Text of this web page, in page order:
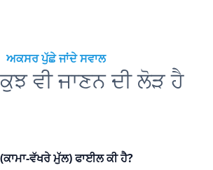
ਅਕਸਰ ਪੁੱਛੇ ਜਾਂਦੇ ਸਵਾਲ
ਵੀ ਜਾਣਨ ਦੀ ਲੋੜ ਹੈ
(ਕਾਮਾ-ਵੱਖਰੇ ਮੁੱਲ) ਫਾਈਲ ਕੀ ਹੈ?